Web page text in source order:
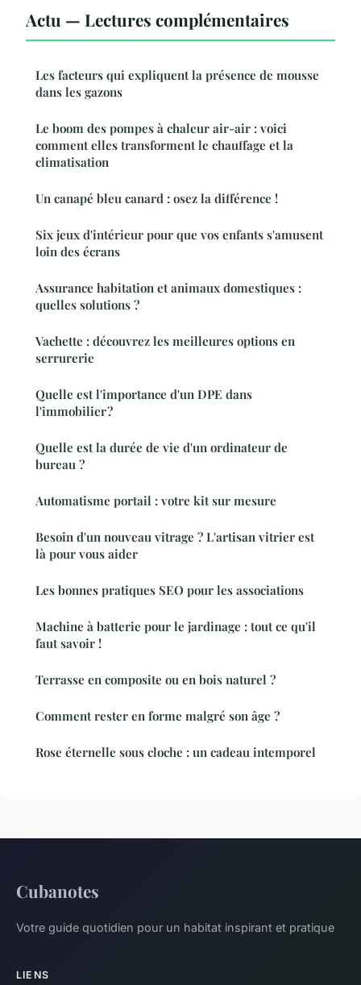
Actu — Lectures complémentaires
Les facteurs qui expliquent la présence de mousse
dans les gazons
Le boom des pompes à chaleur air-air : voici
comment elles transforment le chauffage et la
climatisation
Un canapé bleu canard : osez la différence !
Six jeux d'intérieur pour que vos enfants s'amusent
loin des écrans
Assurance habitation et animaux domestiques :
quelles solutions ?
Vachette : découvrez les meilleures options en
serrurerie
Quelle est l'importance d'un DPE dans
l'immobilier ?
Quelle est la durée de vie d'un ordinateur de
bureau ?
Automatisme portail : votre kit sur mesure
Besoin d'un nouveau vitrage ? L'artisan vitrier est
là pour vous aider
Les bonnes pratiques SEO pour les associations
Machine à batterie pour le jardinage : tout ce qu'il
faut savoir !
Terrasse en composite ou en bois naturel ?
Comment rester en forme malgré son âge ?
Rose éternelle sous cloche : un cadeau intemporel
Cubanotes
Votre guide quotidien pour un habitat inspirant et pratique
LIENS